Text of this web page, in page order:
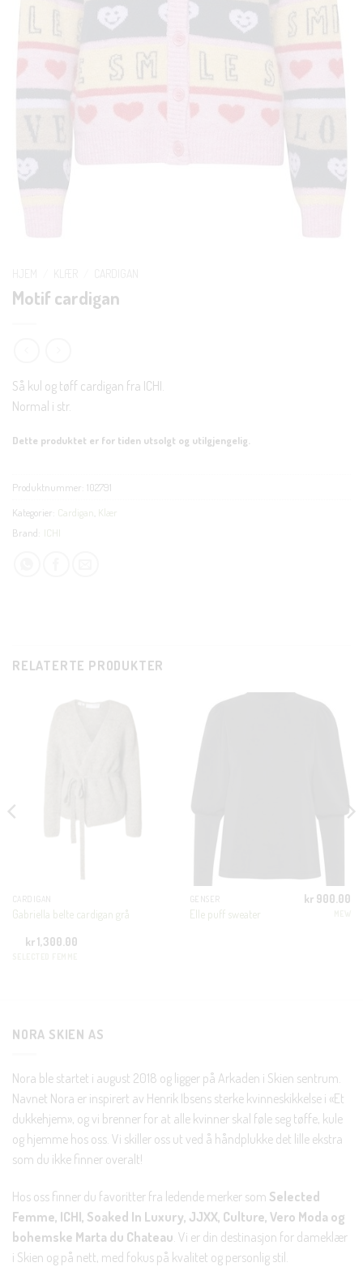
Motif cardigan
Så kul og tøff cardigan fra ICHI.
Normal i str.
Dette produktet er for tiden utsolgt og utilgjengelig.
Produktnummer: 102791
Kategorier: Cardigan Klær
Brand: ICHI
RELATERTE PRODUKTER
CARDIGAN
Gabriella belte cardigan grå
kr1,300.00
GENSER
Elle puff sweater
kr 900.00
NORA SKIEN AS
Nora ble startet i august 2018 og ligger på Arkaden i Skien sentrum.
Navnet Nora er inspirert av Henrik Ibsens sterke kvinneskikkelse i «Et
dukkehjem», og vi brenner for at alle kvinner skal føle seg tøffe, kule
og hjemme hos oss. Vi skiller oss ut ved å håndplukke det lille ekstra
som du ikke finner overalt!
Hos oss finner du favoritter fra ledende merker som Selected
Femme, ICHI, Soaked In Luxury, JJXX, Culture, Vero Moda og
bohemske Marta du Chateau. Vi er din destinasjon for dameklær
i Skien og på nett, med fokus på kvalitet og personlig stil.
KUNDEKLUBB
En liten velkomstgave til deg! ❤️
Bli en del av Nora-familien i dag. Som medlem får du 10%
rabatt på din første handel og eksklusive fordeler rett i lomma.